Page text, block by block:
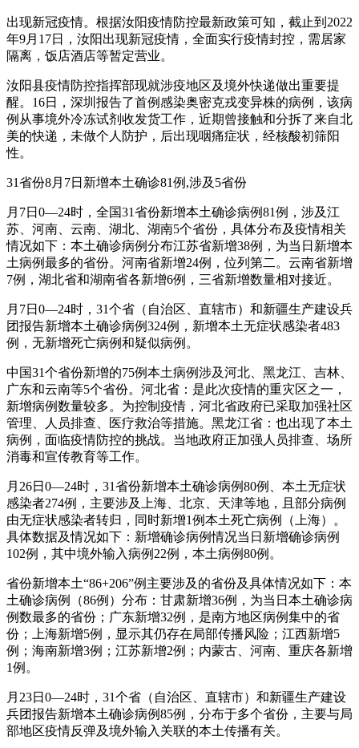
出现新冠疫情。根据汝阳疫情防控最新政策可知，截止到2022
年9月17日，汝阳出现新冠疫情，全面实行疫情封控，需居家
隔离，饭店酒店等暂定营业。
汝阳县疫情防控指挥部现就涉疫地区及境外快递做出重要提
醒。16日，深圳报告了首例感染奥密克戎变异株的病例，该病
例从事境外冷冻试剂收发货工作，近期曾接触和分拆了来自北
美的快递，未做个人防护，后出现咽痛症状，经核酸初筛阳
性。
31省份8月7日新增本土确诊81例,涉及5省份
月7日0—24时，全国31省份新增本土确诊病例81例，涉及江
苏、河南、云南、湖北、湖南5个省份，具体分布及疫情相关
情况如下：本土确诊病例分布江苏省新增38例，为当日新增本
土病例最多的省份。河南省新增24例，位列第二。云南省新增
7例，湖北省和湖南省各新增6例，三省新增数量相对接近。
月7日0—24时，31个省（自治区、直辖市）和新疆生产建设兵
团报告新增本土确诊病例324例，新增本土无症状感染者483
例，无新增死亡病例和疑似病例。
中国31个省份新增的75例本土病例涉及河北、黑龙江、吉林、
广东和云南等5个省份。河北省：是此次疫情的重灾区之一，
新增病例数量较多。为控制疫情，河北省政府已采取加强社区
管理、人员排查、医疗救治等措施。黑龙江省：也出现了本土
病例，面临疫情防控的挑战。当地政府正加强人员排查、场所
消毒和宣传教育等工作。
月26日0—24时，31省份新增本土确诊病例80例、本土无症状
感染者274例，主要涉及上海、北京、天津等地，且部分病例
由无症状感染者转归，同时新增1例本土死亡病例（上海）。
具体数据及情况如下：新增确诊病例情况当日新增确诊病例
102例，其中境外输入病例22例，本土病例80例。
省份新增本土“86+206”例主要涉及的省份及具体情况如下：本
土确诊病例（86例）分布：甘肃新增36例，为当日本土确诊病
例数最多的省份；广东新增32例，是南方地区病例集中的省
份；上海新增5例，显示其仍存在局部传播风险；江西新增5
例；海南新增3例；江苏新增2例；内蒙古、河南、重庆各新增
1例。
月23日0—24时，31个省（自治区、直辖市）和新疆生产建设
兵团报告新增本土确诊病例85例，分布于多个省份，主要与局
部地区疫情反弹及境外输入关联的本土传播有关。